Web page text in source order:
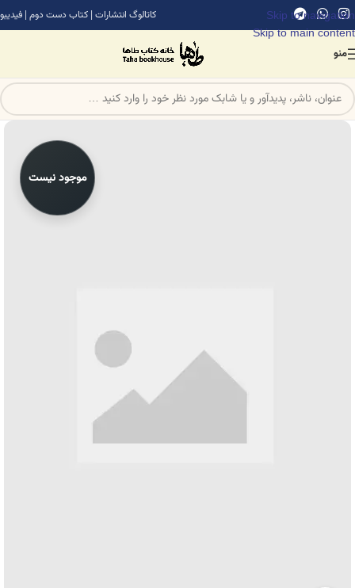
Skip to navigation
Skip to main content
کاتالوگ انتشارات | کتاب دست دوم | فیدیبو
منو
موجود نیست